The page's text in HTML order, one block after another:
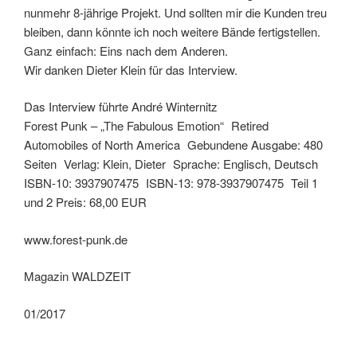
nunmehr 8-jährige Projekt. Und sollten mir die Kunden treu
bleiben, dann könnte ich noch weitere Bände fertigstellen.
Ganz einfach: Eins nach dem Anderen.
Wir danken Dieter Klein für das Interview.
Das Interview führte André Winternitz
Forest Punk – „The Fabulous Emotion“ Retired
Automobiles of North America Gebundene Ausgabe: 480
Seiten Verlag: Klein, Dieter Sprache: Englisch, Deutsch
ISBN-10: 3937907475 ISBN-13: 978-3937907475 Teil 1
und 2 Preis: 68,00 EUR
www.forest-punk.de
Magazin WALDZEIT
01/2017